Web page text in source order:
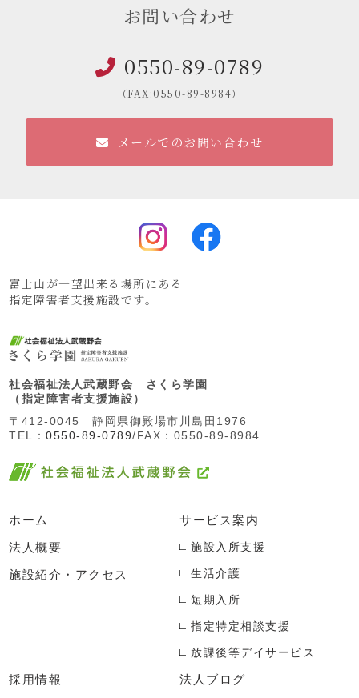
お問い合わせ
0550-89-0789
（FAX:0550-89-8984）
メールでのお問い合わせ
富士山が一望出来る場所にある
指定障害者支援施設です。
社会福祉法人武蔵野会 さくら学園
（指定障害者支援施設）
〒412-0045 静岡県御殿場市川島田1976
TEL：0550-89-0789/FAX：0550-89-8984
ホーム
法人概要
施設紹介・アクセス
サービス案内
施設入所支援
生活介護
短期入所
指定特定相談支援
放課後等デイサービス
採用情報 法人ブログ